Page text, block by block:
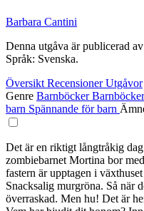
Barbara Cantini
Denna utgåva är publicerad av
Språk: Svenska.
Översikt RecensionerUtgåvor
Genre Barnböcker
barn Spännande för barn
Det är en riktigt långtråkig
zombiebarnet Mortina bor
fastern är upptagen i
Snacksalig murgröna. Så när
överraskad. Men hu! Det är